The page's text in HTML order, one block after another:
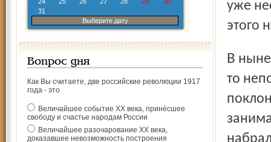
31
Выберите дату
Вопрос дня
Как Вы считаете, две российские революции 1917
года - это
Величайшее событие ХХ века, принёсшее
свободу и счастье народам России
Величайшее разочарование ХХ века,
доказавшее невозможность построения
уже
этого
В нынешнем сезоне с «Шинником» творится вообще что-
то